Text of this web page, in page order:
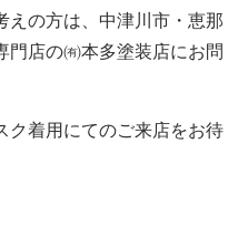
えの方は、中津川市・恵那
門店の㈲本多塗装店にお問
ク着用にてのご来店をお待